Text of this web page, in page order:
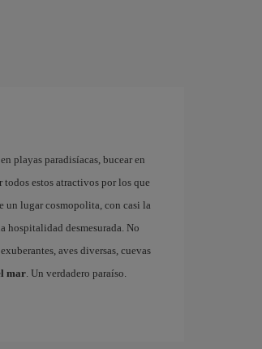
playas paradisíacas, bucear en
todos estos atractivos por los que
un lugar cosmopolita, con casi la
hospitalidad desmesurada. No
aves diversas, cuevas
mar. Un verdadero paraíso.